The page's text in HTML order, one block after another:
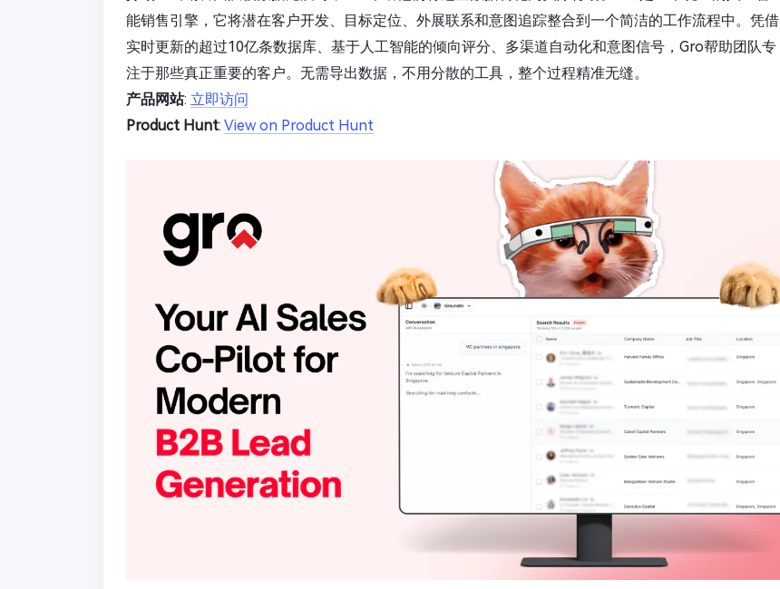
能销售引擎，它将潜在客户开发、目标定位、外展联系和意图追踪整合到一个简洁的工作流程中。凭借
实时更新的超过10亿条数据库、基于人工智能的倾向评分、多渠道自动化和意图信号，Gro帮助团队专
注于那些真正重要的客户。无需导出数据，不用分散的工具，整个过程精准无缝。
产品网站: 立即访问
Product Hunt: View on Product Hunt